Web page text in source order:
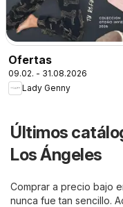
Ofertas
09.02. - 31.08.2026
Lady Genny
Últimos
Los Ángeles
Comprar a precio bajo
nunca fue tan sencillo.